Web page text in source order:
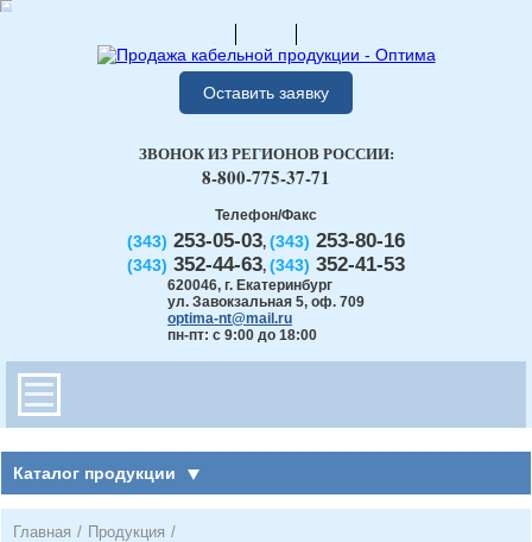
Оставить заявку
Телефон/Факс
(343) 253-05-03, (343) 253-80-16
(343) 352-44-63, (343) 352-41-53
620046, г. Екатеринбург
ул. Завокзальная 5, оф. 709
optima-nt@mail.ru
пн-пт: с 9:00 до 18:00
ЗВОНОК ИЗ РЕГИОНОВ РОССИИ:
8-800-775-37-71
Каталог продукции
Главная / Продукция /